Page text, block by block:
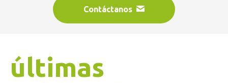
Contáctanos
últimas